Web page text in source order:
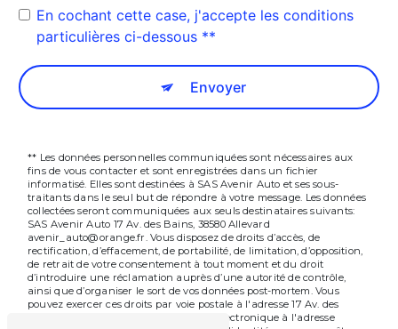
En cochant cette case, j'accepte les conditions
particulières ci-dessous **
Envoyer
** Les données personnelles communiquées sont nécessaires aux
fins de vous contacter et sont enregistrées dans un fichier
informatisé. Elles sont destinées à SAS Avenir Auto et ses sous-
traitants dans le seul but de répondre à votre message. Les données
collectées seront communiquées aux seuls destinataires suivants:
SAS Avenir Auto 17 Av. des Bains, 38580 Allevard
avenir_auto@orange.fr. Vous disposez de droits d’accès, de
rectification, d’effacement, de portabilité, de limitation, d’opposition,
de retrait de votre consentement à tout moment et du droit
d’introduire une réclamation auprès d’une autorité de contrôle,
ainsi que d’organiser le sort de vos données post-mortem. Vous
pouvez exercer ces droits par voie postale à l'adresse 17 Av. des
Bains, 38580 Allevard ou par courrier électronique à l'adresse